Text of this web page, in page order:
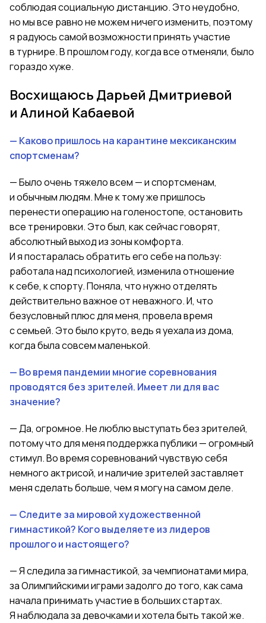
соблюдая социальную дистанцию. Это неудобно,
но мы все равно не можем ничего изменить, поэтому
я радуюсь самой возможности принять участие
в турнире. В прошлом году, когда все отменяли, было
гораздо хуже.
Восхищаюсь Дарьей Дмитриевой
и Алиной Кабаевой
— Каково пришлось на карантине мексиканским
спортсменам?
— Было очень тяжело всем — и спортсменам,
и обычным людям. Мне к тому же пришлось
перенести операцию на голеностопе, остановить
все тренировки. Это был, как сейчас говорят,
абсолютный выход из зоны комфорта.
И я постаралась обратить его себе на пользу:
работала над психологией, изменила отношение
к себе, к спорту. Поняла, что нужно отделять
действительно важное от неважного. И, что
безусловный плюс для меня, провела время
с семьей. Это было круто, ведь я уехала из дома,
когда была совсем маленькой.
— Во время пандемии многие соревнования
проводятся без зрителей. Имеет ли для вас
значение?
— Да, огромное. Не люблю выступать без зрителей,
потому что для меня поддержка публики — огромный
стимул. Во время соревнований чувствую себя
немного актрисой, и наличие зрителей заставляет
меня сделать больше, чем я могу на самом деле.
— Следите за мировой художественной
гимнастикой? Кого выделяете из лидеров
прошлого и настоящего?
— Я следила за гимнастикой, за чемпионатами мира,
за Олимпийскими играми задолго до того, как сама
начала приниматьучастиев больших стартах.
Я наблюдала за девочками и хотела быть такой же.